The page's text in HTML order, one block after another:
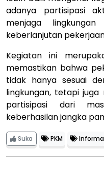
adanya partisipasi
menjaga
keberlanjutan
Kegiatan ini
memastikan bahwa
tidak hanya sesuai
lingkungan, tetapi
partisipasi dari
keberhasilan jangka
Suka PKM